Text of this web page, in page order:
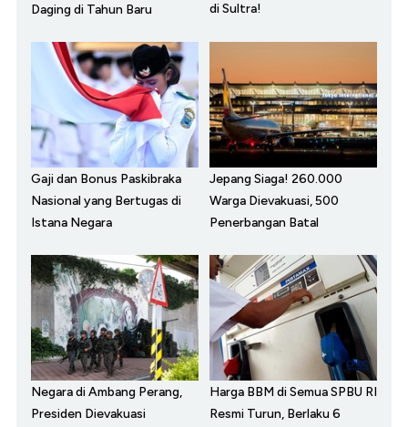
Daging di Tahun Baru
di Sultra!
Gaji dan Bonus Paskibraka
Nasional yang Bertugas di
Istana Negara
Jepang Siaga! 260.000
Warga Dievakuasi, 500
Penerbangan Batal
Negara di Ambang Perang,
Presiden Dievakuasi
Harga BBM di Semua SPBU RI
Resmi Turun, Berlaku 6